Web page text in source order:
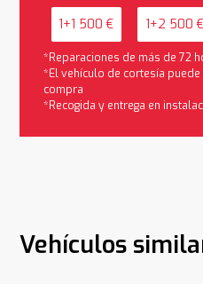
1+1 500 € 1+2 500 €
*Reparaciones de más de 72
*El vehículo de cortesía
compra
*Recogida y entrega en
Vehículos